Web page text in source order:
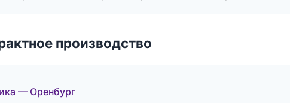
производство
— Оренбург